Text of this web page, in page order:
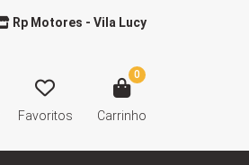
Rp Motores - Vila Lucy
Favoritos
0
Carrinho